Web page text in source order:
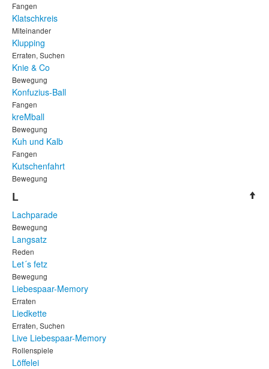
Fangen
Klatschkreis
Miteinander
Klupping
Erraten, Suchen
Knie & Co
Bewegung
Konfuzius-Ball
Fangen
kreMball
Bewegung
Kuh und Kalb
Fangen
Kutschenfahrt
Bewegung
L
Lachparade
Bewegung
Langsatz
Reden
Let´s fetz
Bewegung
Liebespaar-Memory
Erraten
Liedkette
Erraten, Suchen
Live Liebespaar-Memory
Rollenspiele
Löffelei